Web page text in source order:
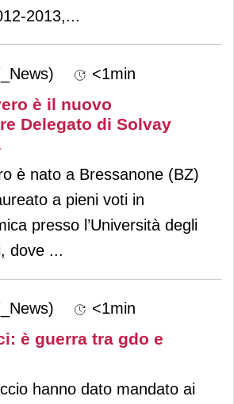
2013,...
<1min
è il nuovo
Delegato di Solvay
è nato a Bressanone (BZ)
a pieni voti in
presso l’Università degli
dove ...
<1min
è guerra tra gdo e
hanno dato mandato ai